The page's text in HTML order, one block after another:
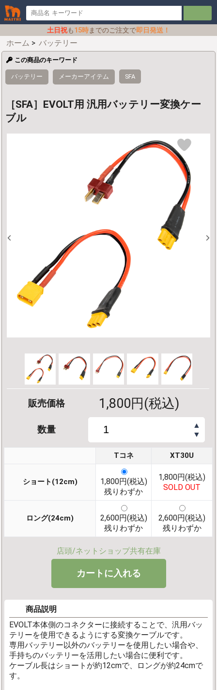
土日祝も15時までのご注文で即日発送！
ホーム > バッテリー
この商品のキーワード
バッテリー メーカーアイテム SFA
［SFA］EVOLT用 汎用バッテリー変換ケー
ブル
販売価格 1,800円(税込)
数量
▲
▼
Tコネ XT30U
ショート(12cm)
1,800円(税込)
残りわずか
1,800円(税込)
SOLD OUT
ロング(24cm)
2,600円(税込)
残りわずか
2,600円(税込)
残りわずか
店頭/ネットショップ共有在庫
商品説明
EVOLT本体側のコネクターに接続することで、汎用バッ
テリーを使用できるようにする変換ケーブルです。
専用バッテリー以外のバッテリーを使用したい場合や、
手持ちのバッテリーを活用したい場合に便利です。
ケーブル長はショートが約12cmで、ロングが約24cmで
す。